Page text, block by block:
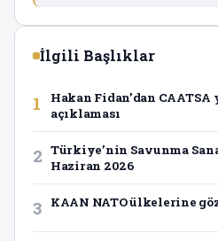
İlgili Başlıklar
1
Hakan Fidan’dan CAATSA
açıklaması
2 Türkiye’nin Savunma
Haziran 2026
3 KAAN NATO ülkelerine